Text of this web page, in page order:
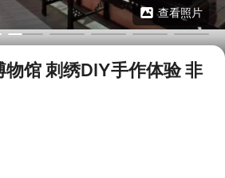
查看照片
馆 刺绣DIY手作体验 非